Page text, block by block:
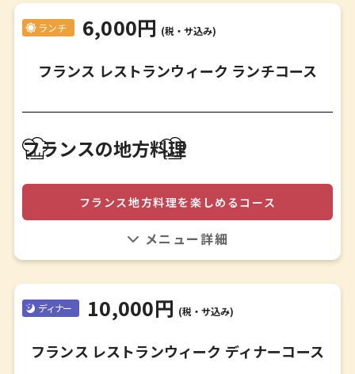
ランチ 6,000円 (税・サ込み)
フランス レストランウィーク ランチコース
前菜☆スペシャリテ☆
オリジナルドレッシングのたっぷり野菜のサラダと前菜の
☘
季節のスープ
魚料理
肉料理
☘
デザート盛合せ
食後のお飲み物
フランスの地方料理
フランス地方料理を楽しめるコース
前菜盛り合わせは、田舎風パテ、エスカルゴetc、季節野菜
を使ったペイザンヌスープ、メイン2品、 デザートには、
ディナー 10,000円 (税・サ込み)
フランス レストランウィーク ディナーコース